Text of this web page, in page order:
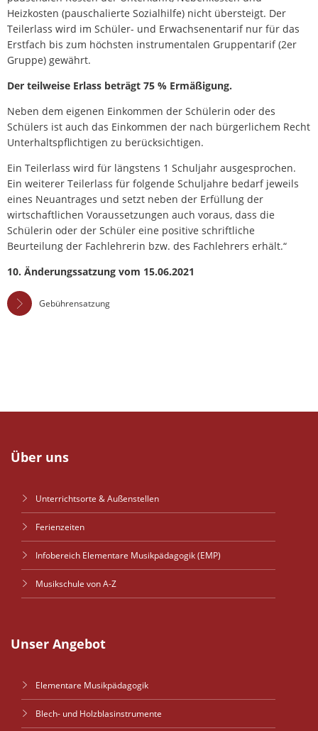
Heizkosten (pauschalierte Sozialhilfe) nicht übersteigt. Der
Teilerlass wird im Schüler- und Erwachsenentarif nur für das
Erstfach bis zum höchsten instrumentalen Gruppentarif (2er
Gruppe) gewährt.
Der teilweise Erlass beträgt 75 % Ermäßigung.
Neben dem eigenen Einkommen der Schülerin oder des
Schülers ist auch das Einkommen der nach bürgerlichem Recht
Unterhaltspflichtigen zu berücksichtigen.
Ein Teilerlass wird für längstens 1 Schuljahr ausgesprochen.
Ein weiterer Teilerlass für folgende Schuljahre bedarf jeweils
eines Neuantrages und setzt neben der Erfüllung der
wirtschaftlichen Voraussetzungen auch voraus, dass die
Schülerin oder der Schüler eine positive schriftliche
Beurteilung der Fachlehrerin bzw. des Fachlehrers erhält.“
10. Änderungssatzung vom 15.06.2021
Gebührensatzung
Über uns
Unterrichtsorte & Außenstellen
Ferienzeiten
Infobereich Elementare Musikpädagogik (EMP)
Musikschule von A-Z
Unser Angebot
Elementare Musikpädagogik
Blech- und Holzblasinstrumente